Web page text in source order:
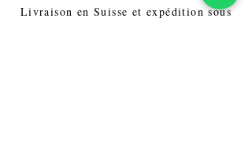
Livraison en Suisse et expédition sous